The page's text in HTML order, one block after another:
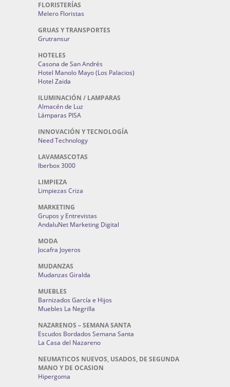
FLORISTERÍAS
Melero Floristas
GRUAS Y TRANSPORTES
Grutransur
HOTELES
Casona de San Andrés
Hotel Manolo Mayo (Los Palacios)
Hotel Zaida
ILUMINACIÓN / LAMPARAS
Almacén de Luz
Lámparas PISA
INNOVACIÓN Y TECNOLOGÍA
Need Technology
LAVAMASCOTAS
Iberbox 3000
LIMPIEZA
Limpiezas Criza
MARKETING
Grupos y Entrevistas
AndaluNet Marketing Digital
MODA
Jocafra Joyeros
MUDANZAS
Mudanzas Giralda
MUEBLES
Barnizados García e Hijos
Muebles La Negrilla
NAZARENOS – SEMANA SANTA
Escudos Bordados Semana Santa
La Casa del Nazareno
NEUMATICOS NUEVOS, USADOS, DE SEGUNDA
MANO Y DE OCASION
Hipergoma